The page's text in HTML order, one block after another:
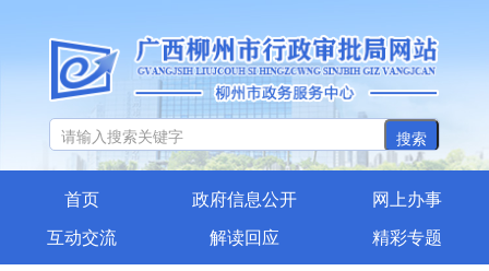
搜索
首页 政府信息公开
网上办事
互动交流
解读回应 精彩专题